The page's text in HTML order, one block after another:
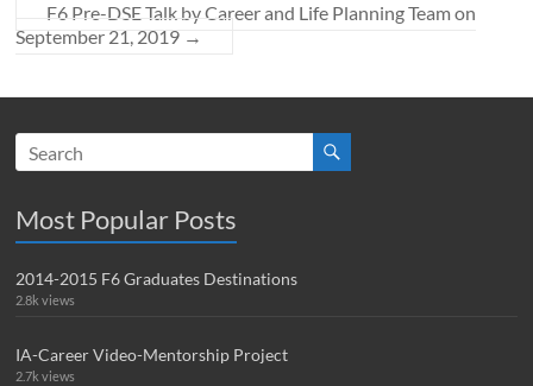
F6 Pre-DSE Talk by Career and Life Planning Team on
September 21, 2019 →
Most Popular Posts
2014-2015 F6 Graduates Destinations
2.8k views
IA-Career Video-Mentorship Project
2.7k views